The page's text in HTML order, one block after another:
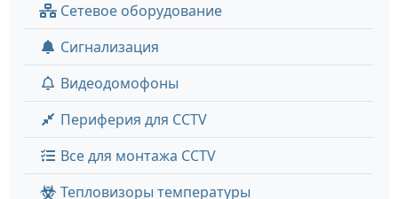
Сетевое оборудование
Сигнализация
Видеодомофоны
Периферия для CCTV
Все для монтажа CCTV
Тепловизоры температуры